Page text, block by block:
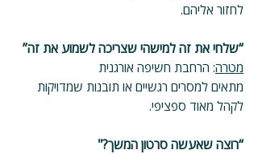
לחזור אליהם.
“שלחי את זה למישהי שצריכה לשמוע את זה”
מטרה: הרחבת חשיפה אורגנית
מתאים למסרים רגשיים או תובנות שמדויקות
לקהל מאוד ספציפי.
“רוצה שאעשה סרטון המשך?"